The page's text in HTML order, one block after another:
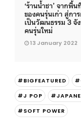
‘ร้านน้ำชา’ จากพื้
ของคนรุ่นเก่า สู่กา
เป็นวัฒนธรรม 3 จั
คนรุ่นใหม่
13 January 2022
#BIGFEATURED
#J POP
#SOFT POWER